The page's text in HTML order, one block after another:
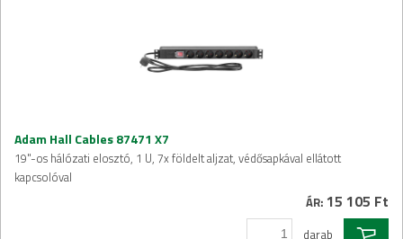
Adam Hall Cables 87471 X7
19"-os hálózati elosztó, 1 U, 7x földelt aljzat, védősapkával ellátott
kapcsolóval
ÁR: 15 105 Ft
darab